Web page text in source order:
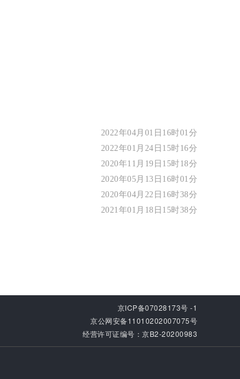
2022年04月01日16时01分
2022年01月24日15时16分
2020年11月19日15时18分
2020年05月13日16时01分
2020年04月22日16时38分
2021年01月18日15时38分
京ICP备07028173号 -1
京公网安备11010202007075号
经营许可证编号：京B2-20200983